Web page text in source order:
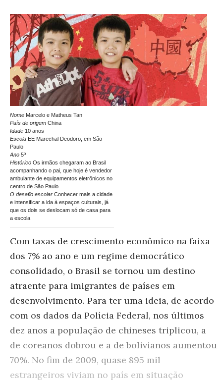
Nome Marcelo e Matheus Tan
País de origem China
Idade 10 anos
Escola EE Marechal Deodoro, em São
Paulo
Ano 5º
Histórico Os irmãos chegaram ao Brasil
acompanhando o pai, que hoje é vendedor
ambulante de equipamentos eletrônicos no
centro de São Paulo
O desafio escolar Conhecer mais a cidade
e intensificar a ida à espaços culturais, já
que os dois se deslocam só de casa para
a escola
Com taxas de crescimento econômico na faixa
dos 7% ao ano e um regime democrático
consolidado, o Brasil se tornou um destino
atraente para imigrantes de países em
desenvolvimento. Para ter uma ideia, de acordo
com os dados da Polícia Federal, nos últimos
dez anos a população de chineses triplicou, a
de coreanos dobrou e a de bolivianos aumentou
70%. No fim de 2009, quase 895 mil
estrangeiros viviam no país em situação